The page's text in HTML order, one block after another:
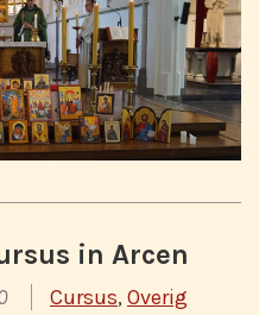
in Arcen
Cursus,Overig